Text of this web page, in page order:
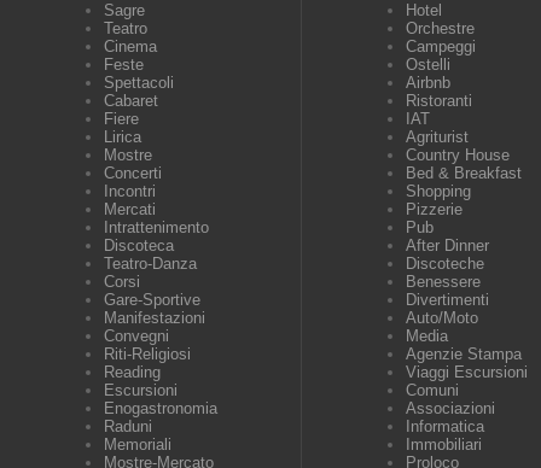
Sagre
Teatro
Cinema
Feste
Spettacoli
Cabaret
Fiere
Lirica
Mostre
Concerti
Incontri
Mercati
Intrattenimento
Discoteca
Teatro-Danza
Corsi
Gare-Sportive
Manifestazioni
Convegni
Riti-Religiosi
Reading
Escursioni
Enogastronomia
Raduni
Memoriali
Mostre-Mercato
Hotel
Orchestre
Campeggi
Ostelli
Airbnb
Ristoranti
IAT
Agriturist
Country House
Bed & Breakfast
Shopping
Pizzerie
Pub
After Dinner
Discoteche
Benessere
Divertimenti
Auto/Moto
Media
Agenzie Stampa
Viaggi Escursioni
Comuni
Associazioni
Informatica
Immobiliari
Proloco